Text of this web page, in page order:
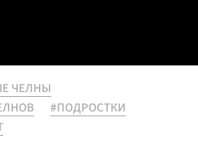
ЧЕЛНЫ
#ПОДРОСТКИ